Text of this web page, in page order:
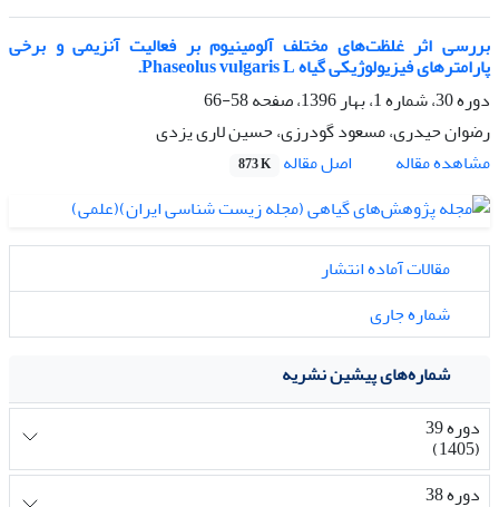
بررسی اثر غلظت‌های مختلف آلومینیوم بر فعالیت آنزیمی و برخی
پارامترهای فیزیولوژیکی گیاه Phaseolus vulgaris L.
دوره 30، شماره 1، بهار 1396، صفحه
58-66
رضوان حیدری، مسعود گودرزی، حسین لاری یزدی
مشاهده مقاله
اصل مقاله 873 K
مقالات آماده انتشار
شماره جاری
شماره‌های پیشین نشریه
دوره 39
(1405)
دوره 38